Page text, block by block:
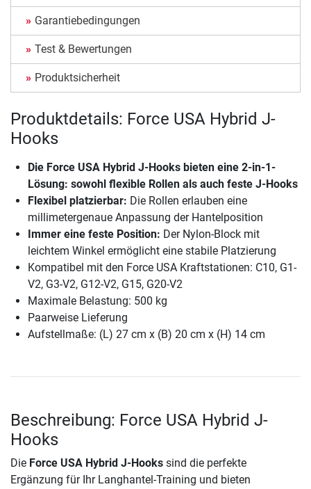
Garantiebedingungen
Test & Bewertungen
Produktsicherheit
Produktdetails: Force USA Hybrid J-
Hooks
Die Force USA Hybrid J-Hooks bieten eine 2-in-1-
Lösung: sowohl flexible Rollen als auch feste J-Hooks
Flexibel platzierbar: Die Rollen erlauben eine
millimetergenaue Anpassung der Hantelposition
Immer eine feste Position: Der Nylon-Block mit
leichtem Winkel ermöglicht eine stabile Platzierung
Kompatibel mit den Force USA Kraftstationen: C10, G1-
V2, G3-V2, G12-V2, G15, G20-V2
Maximale Belastung: 500 kg
Paarweise Lieferung
Aufstellmaße: (L) 27 cm x (B) 20 cm x (H) 14 cm
Beschreibung: Force USA Hybrid J-
Hooks
Die Force USA Hybrid J-Hooks sind die perfekte
Ergänzung für Ihr Langhantel-Training und bieten